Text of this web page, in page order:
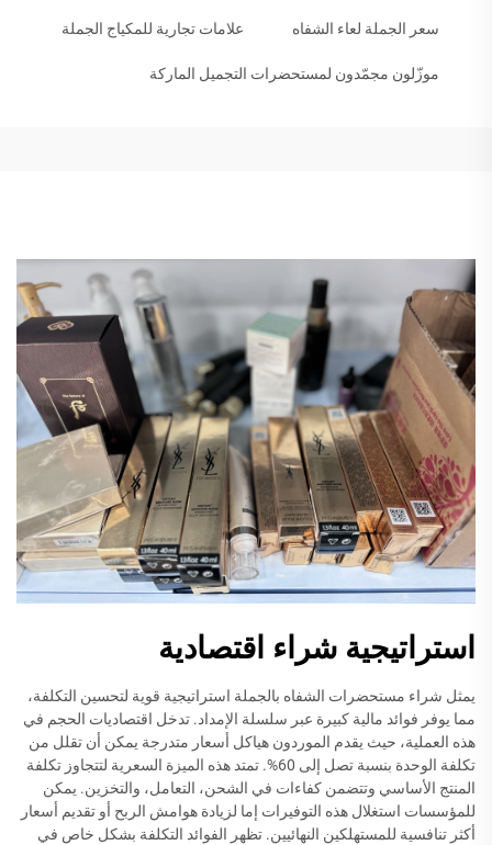
سعر الجملة لعاء الشفاه علامات تجارية للمكياج الجملة
موزّلون مجمّدون لمستحضرات التجميل الماركة
استراتيجية شراء اقتصادية
يمثل شراء مستحضرات الشفاه بالجملة استراتيجية قوية لتحسين التكلفة،
مما يوفر فوائد مالية كبيرة عبر سلسلة الإمداد. تدخل اقتصاديات الحجم في
هذه العملية، حيث يقدم الموردون هياكل أسعار متدرجة يمكن أن تقلل من
تكلفة الوحدة بنسبة تصل إلى 60%. تمتد هذه الميزة السعرية لتتجاوز تكلفة
المنتج الأساسي وتتضمن كفاءات في الشحن، التعامل، والتخزين. يمكن
للمؤسسات استغلال هذه التوفيرات إما لزيادة هوامش الربح أو تقديم أسعار
أكثر تنافسية للمستهلكين النهائيين. تظهر الفوائد التكلفة بشكل خاص في